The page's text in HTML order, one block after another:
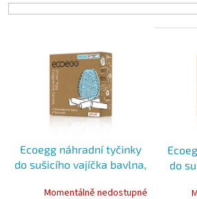
p
Ecoegg náhradní tyčinky
do sušicího vajíčka bavlna,
Momentálně nedostupné
do